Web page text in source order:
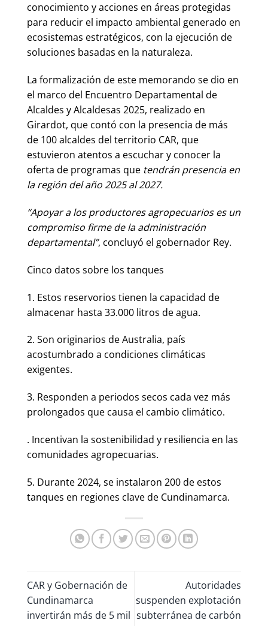
conocimiento y acciones en áreas protegidas
para reducir el impacto ambiental generado en
ecosistemas estratégicos, con la ejecución de
soluciones basadas en la naturaleza.
La formalización de este memorando se dio en
el marco del Encuentro Departamental de
Alcaldes y Alcaldesas 2025, realizado en
Girardot, que contó con la presencia de más
de 100 alcaldes del territorio CAR, que
estuvieron atentos a escuchar y conocer la
oferta de programas que tendrán presencia en
la región del año 2025 al 2027.
“Apoyar a los productores agropecuarios es un
compromiso firme de la administración
departamental”, concluyó el gobernador Rey.
Cinco datos sobre los tanques
1. Estos reservorios tienen la capacidad de
almacenar hasta 33.000 litros de agua.
2. Son originarios de Australia, país
acostumbrado a condiciones climáticas
exigentes.
3. Responden a periodos secos cada vez más
prolongados que causa el cambio climático.
. Incentivan la sostenibilidad y resiliencia en las
comunidades agropecuarias.
5. Durante 2024, se instalaron 200 de estos
tanques en regiones clave de Cundinamarca.
CAR y Gobernación de
Cundinamarca
invertirán más de 5 mil
Autoridades
suspenden explotación
subterránea de carbón